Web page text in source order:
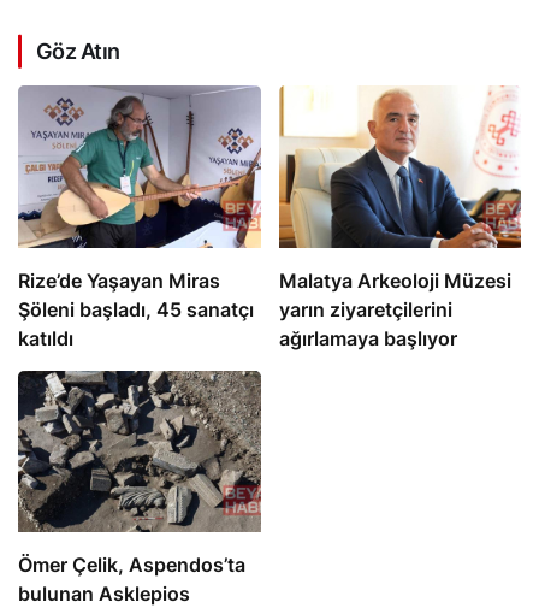
Göz Atın
Rize’de Yaşayan Miras
Şöleni başladı, 45 sanatçı
katıldı
Malatya Arkeoloji Müzesi
yarın ziyaretçilerini
ağırlamaya başlıyor
Ömer Çelik, Aspendos’ta
bulunan Asklepios